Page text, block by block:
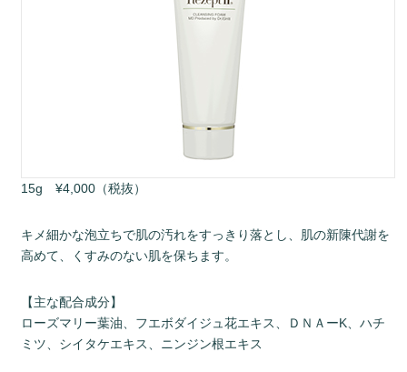
15g ¥4,000（税抜）
キメ細かな泡立ちで肌の汚れをすっきり落とし、肌の新陳代謝を
高めて、くすみのない肌を保ちます。
【主な配合成分】
ローズマリー葉油、フエボダイジュ花エキス、ＤＮＡーK、ハチ
ミツ、シイタケエキス、ニンジン根エキス